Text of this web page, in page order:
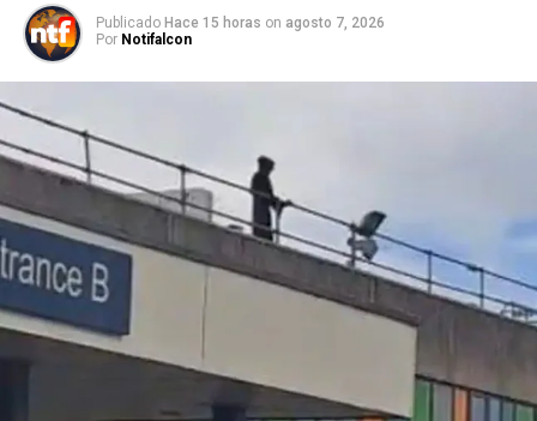
Publicado Hace 15 horas on agosto 7, 2026
Por Notifalcon